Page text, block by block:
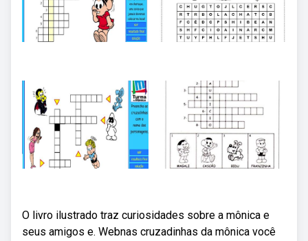
O livro ilustrado traz curiosidades sobre a mônica e
seus amigos e. Webnas cruzadinhas da mônica você